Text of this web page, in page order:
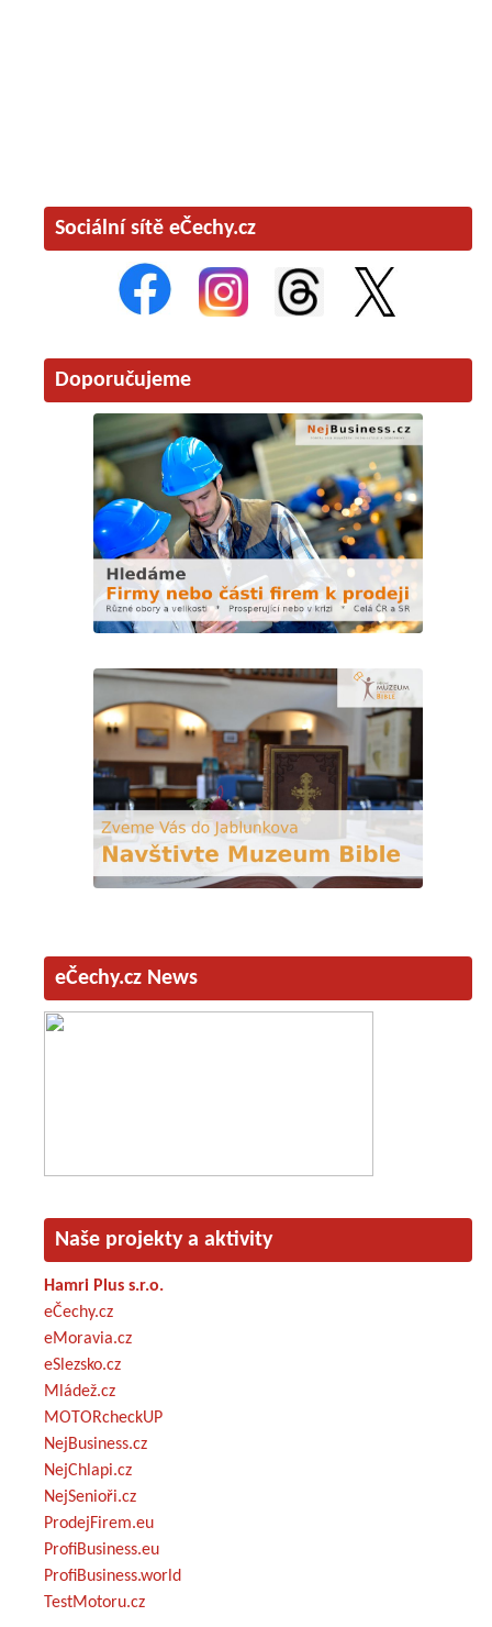
Sociální sítě eČechy.cz
Doporučujeme
eČechy.cz News
Naše projekty a aktivity
Hamri Plus s.r.o.
eČechy.cz
eMoravia.cz
eSlezsko.cz
Mládež.cz
MOTORcheckUP
NejBusiness.cz
NejChlapi.cz
NejSenioři.cz
ProdejFirem.eu
ProfiBusiness.eu
ProfiBusiness.world
TestMotoru.cz